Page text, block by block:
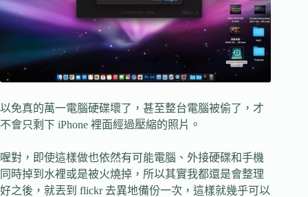
以免真的萬一電腦硬碟壞了，甚至整台電腦被偷了，才
不會只剩下 iPhone 裡面經過壓縮的照片。
喔對，即使這樣做也依然有可能電腦、外接硬碟和手機
同時掉到水裡或是被火燒掉，所以其實我都還是會整理
好之後，就丟到 flickr 去異地備份一次，這樣就幾乎可以